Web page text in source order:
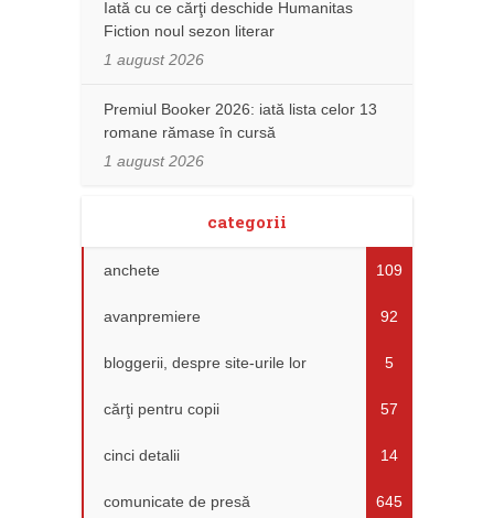
Iată cu ce cărţi deschide Humanitas
Fiction noul sezon literar
1 august 2026
Premiul Booker 2026: iată lista celor 13
romane rămase în cursă
1 august 2026
categorii
anchete 109
avanpremiere 92
bloggerii, despre site-urile lor 5
cărţi pentru copii 57
cinci detalii 14
comunicate de presă 645